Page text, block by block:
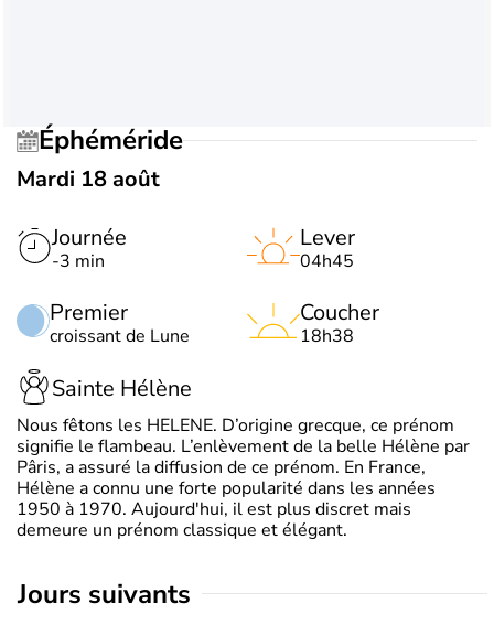
Éphéméride
Mardi 18 août
Journée
-3 min
Premier
croissant de Lune
Lever
04h45
Coucher
18h38
Sainte Hélène
Nous fêtons les HELENE. D’origine grecque, ce prénom
signifie le flambeau. L’enlèvement de la belle Hélène par
Pâris, a assuré la diffusion de ce prénom. En France,
Hélène a connu une forte popularité dans les années
1950 à 1970. Aujourd'hui, il est plus discret mais
demeure un prénom classique et élégant.
jours suivants